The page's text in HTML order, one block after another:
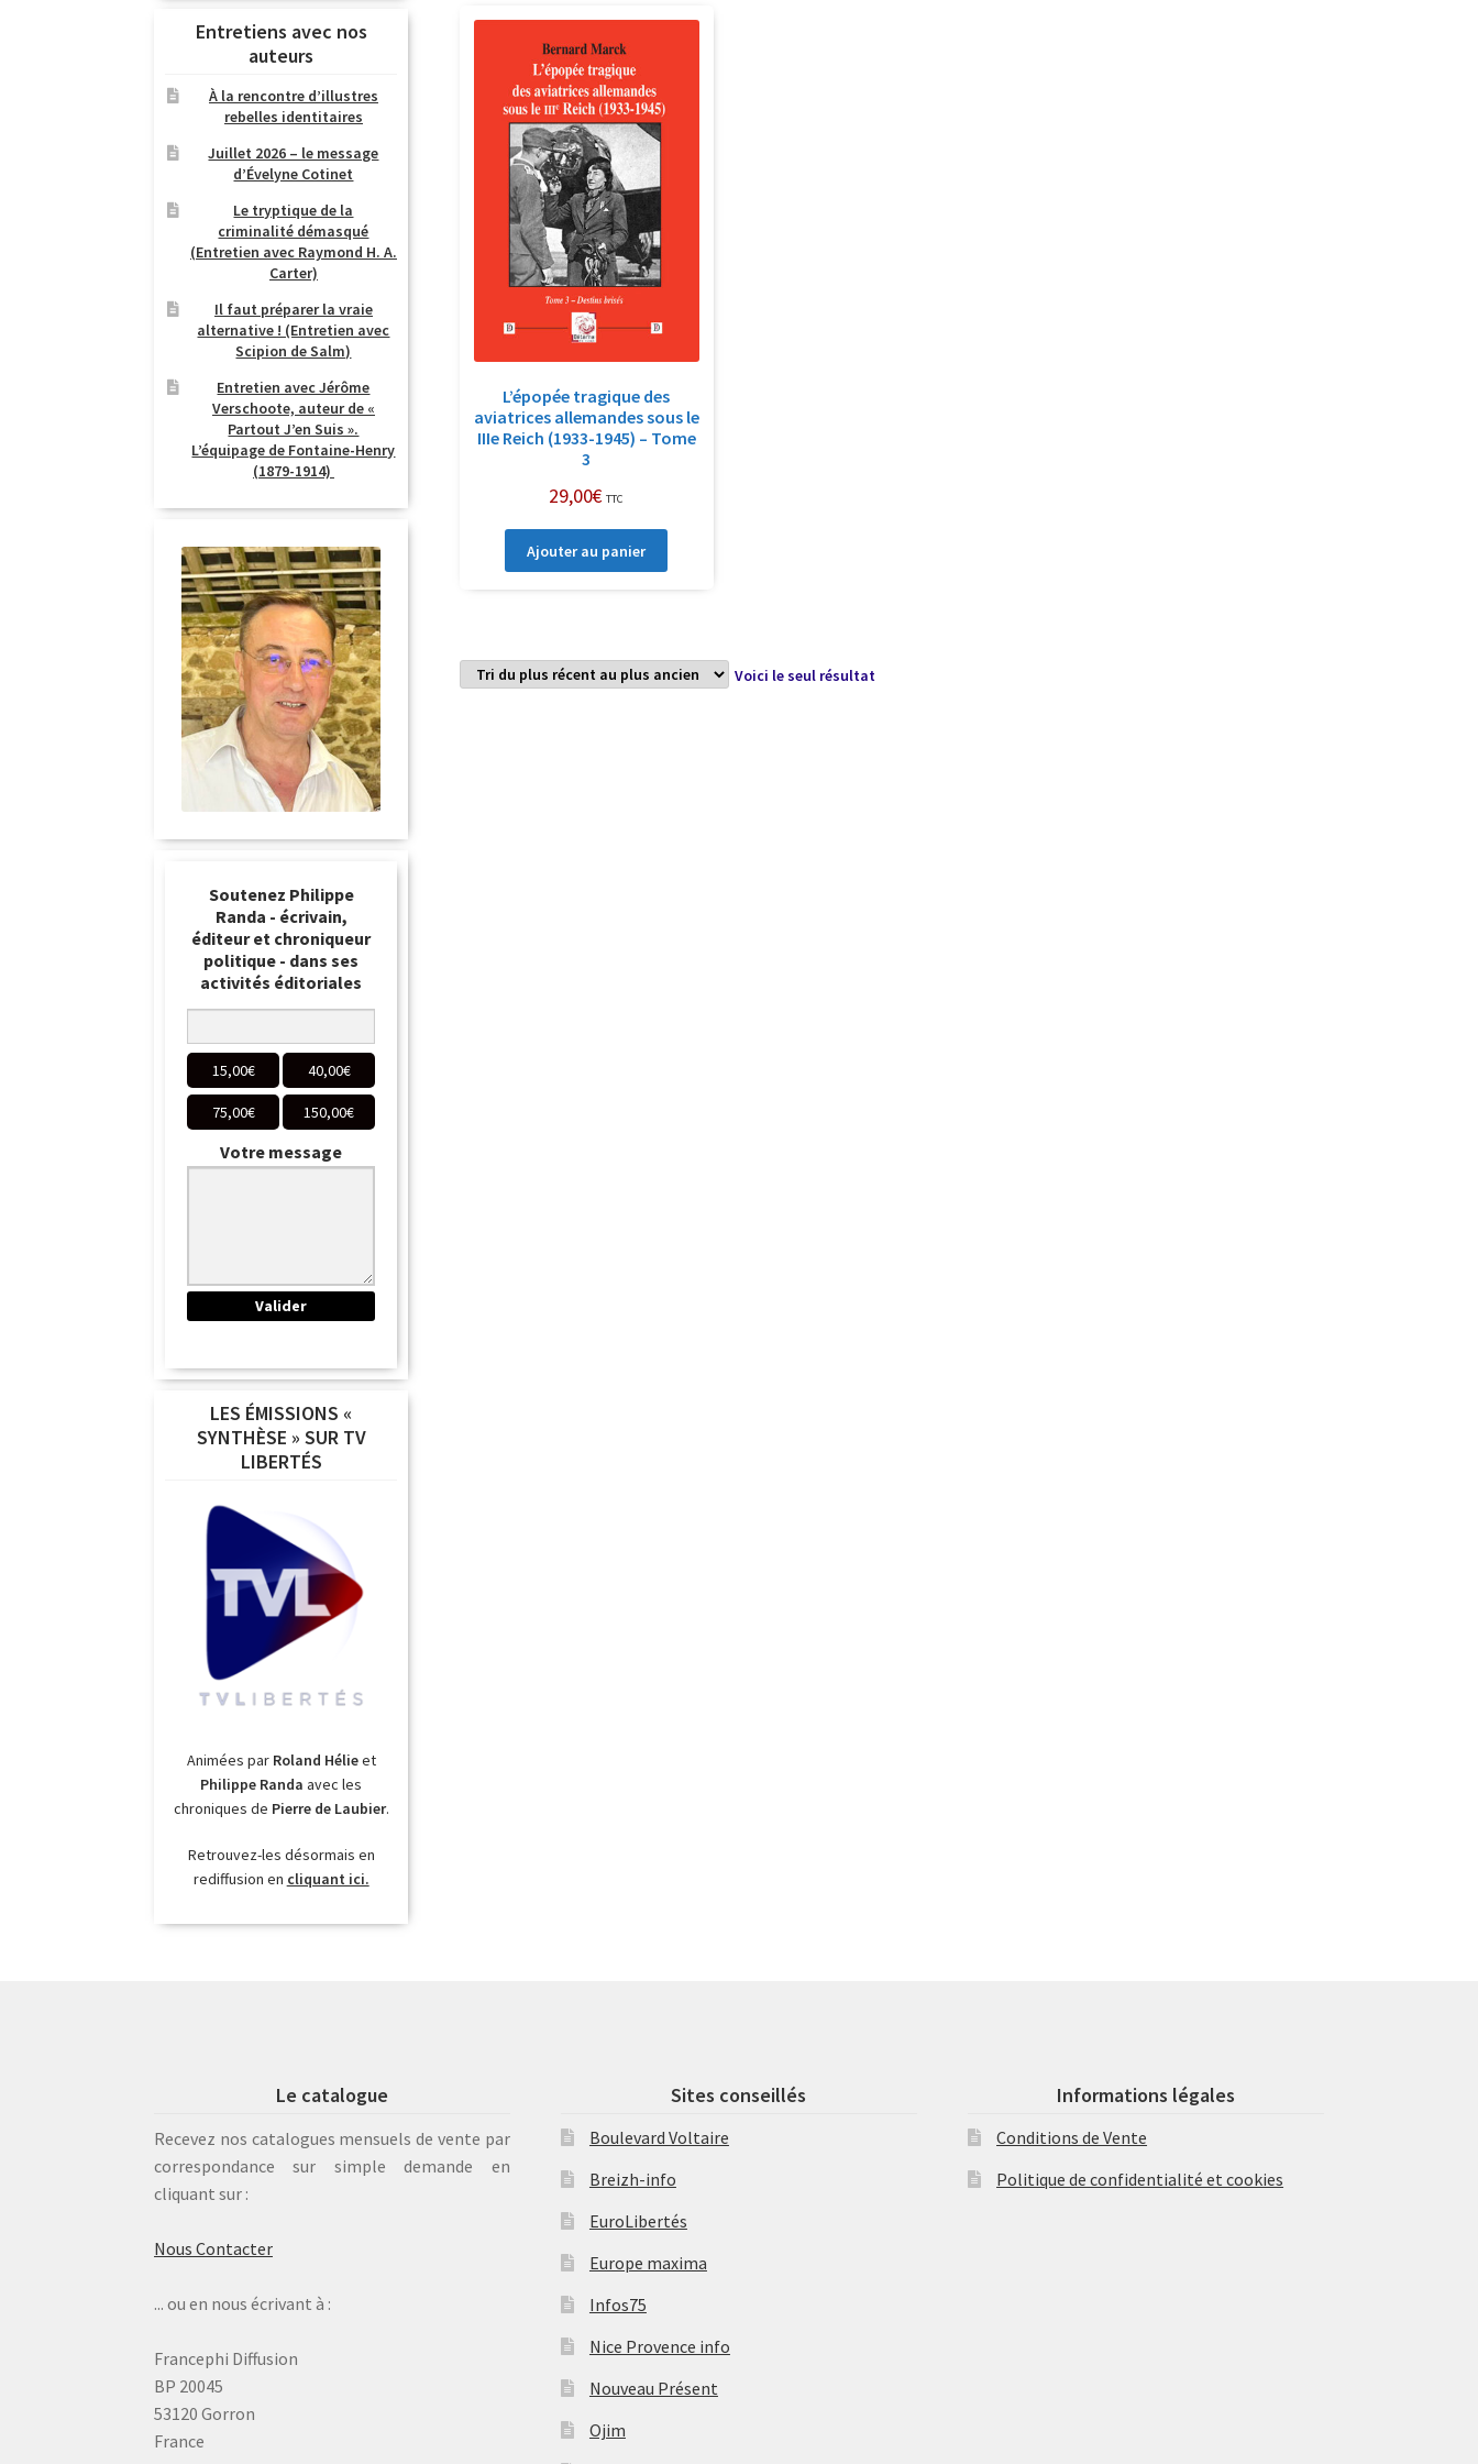
L’épopée tragique des
aviatrices allemandes sous le
IIIe Reich (1933-1945) – Tome
3
29,00€ TTC
Ajouter au panier
Voici le seul résultat
Entretiens avec nos
auteurs
À la rencontre d’illustres
rebelles identitaires
Juillet 2026 – le message
d’Évelyne Cotinet
Le tryptique de la
criminalité démasqué
(Entretien avec Raymond H. A.
Carter)
Il faut préparer la vraie
alternative ! (Entretien avec
Scipion de Salm)
Entretien avec Jérôme
Verschoote, auteur de «
Partout J’en Suis ».
L’équipage de Fontaine-Henry
(1879-1914)
Soutenez Philippe
Randa - écrivain,
éditeur et chroniqueur
politique - dans ses
activités éditoriales
15,00€ 40,00€
75,00€ 150,00€
Votre message
LES ÉMISSIONS «
SYNTHÈSE » SUR TV
LIBERTÉS
Animées par Roland Hélieet
Philippe Randa avec les
chroniques de Pierre de Laubier.
Retrouvez-les désormais en
rediffusion en cliquant ici.
Le catalogue
Recevez nos catalogues mensuels de vente par
correspondance sur simple demande en
cliquant sur :
Nous Contacter
... ou en nous écrivant à :
Francephi Diffusion
BP 20045
53120 Gorron
France
Sites conseillés
Boulevard Voltaire
Breizh-info
EuroLibertés
Europe maxima
Infos75
Nice Provence info
Nouveau Présent
Ojim
Informations légales
Conditions de Vente
Politique de confidentialité et cookies